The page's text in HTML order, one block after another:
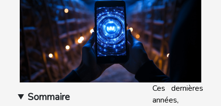
Sommaire
Ces dernières
années,